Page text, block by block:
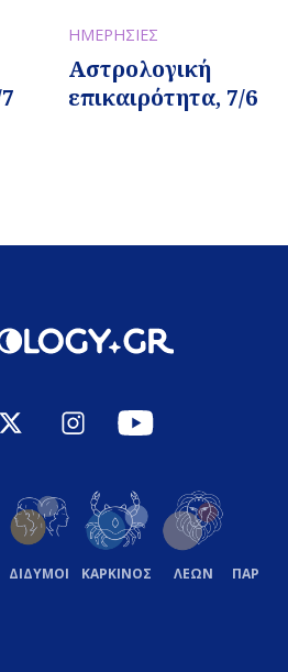
ΗΜΕΡΗΣΙΕΣ
Αστρολογική
επικαιρότητα, 7/6
ΔΙΔΥΜΟΙ ΚΑΡΚΙΝΟΣ ΛΕΩΝ